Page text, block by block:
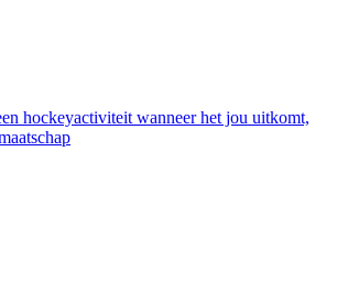
hockeyactiviteit wanneer het jou uitkomt,